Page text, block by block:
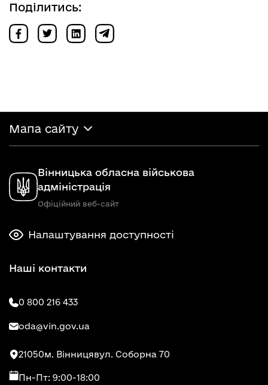
Поділитись:
Мапа сайту
Вінницька обласна військова
адміністрація
Офіційний веб-сайт
Налаштування доступності
Наші контакти
0 800 216 433
oda@vin.gov.ua
21050м. Вінницявул. Соборна 70
Пн-Пт: 9:00-18:00